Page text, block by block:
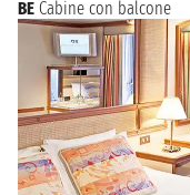
BE Cabine con balcone